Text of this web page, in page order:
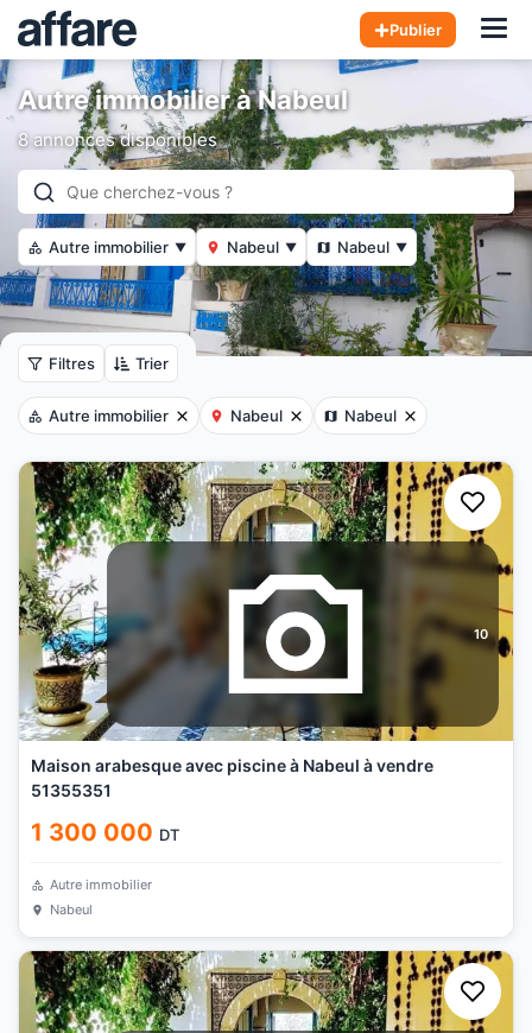
Publier
Autre immobilier à Nabeul
8 annonces disponibles
Autre immobilier ▼ Nabeul ▼ Nabeul ▼
Filtres Trier
Autre immobilier Nabeul Nabeul
10
Maison arabesque avec piscine à Nabeul à vendre
51355351
1 300 000 DT
Autre immobilier
Nabeul